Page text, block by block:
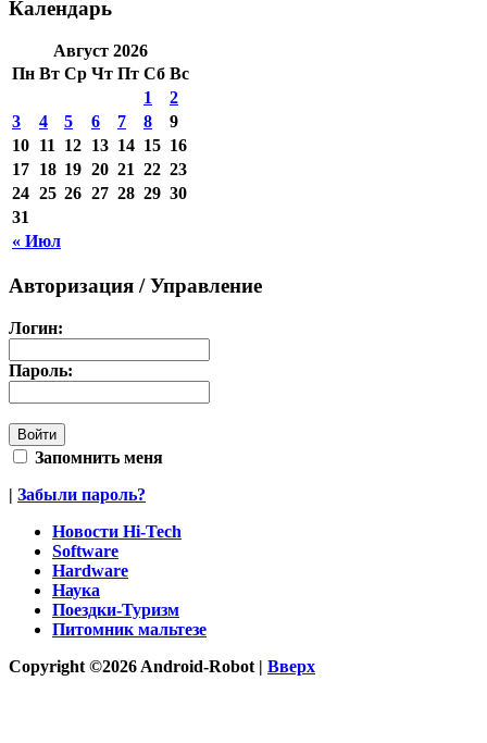
Календарь
Август 2026
Пн Вт Ср Чт Пт Сб Вс
« Июл
1
2
3
4 5 6 7 8
9
10 11 12 13 14 15 16
17 18 19 20 21 22 23
24 25 26 27 28 29 30
31
Авторизация / Управление
Логин:
Пароль:
Запомнить меня
| Забыли пароль?
Новости Hi-Tech
Software
Hardware
Наука
Поездки-Туризм
Питомник мальтезе
Copyright ©2026 Android-Robot | Вверх